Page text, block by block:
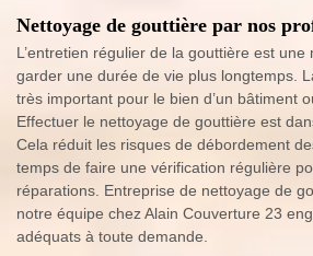
Nettoyage de gouttière par nos
L’entretien régulier de la gouttière est une
garder une durée de vie plus longtemps.
très important pour le bien d’un bâtiment
Effectuer le nettoyage de gouttière est
Cela réduit les risques de débordement
temps de faire une vérification régulière
réparations. Entreprise de nettoyage de
notre équipe chez Alain Couverture 23
adéquats à toute demande.